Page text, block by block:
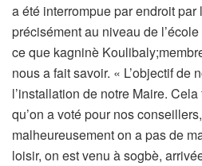
a été interrompue par endroit
précisément au niveau de
ce que kagninè
nous a fait savoir. « L’objectif de
l’installation de notre Maire.
qu’on a voté pour nos
malheureusement on a pas de
loisir, on est venu à sogbè,